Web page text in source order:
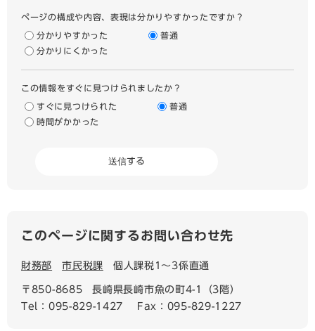
ページの構成や内容、表現は分かりやすかったですか？
分かりやすかった
普通
分かりにくかった
この情報をすぐに見つけられましたか？
すぐに見つけられた
普通
時間がかかった
このページに関するお問い合わせ先
財務部 市民税課 個人課税1〜3係直通
〒850-8685
長崎県長崎市魚の町4-1（3階）
Tel：095-829-1427
Fax：095-829-1227